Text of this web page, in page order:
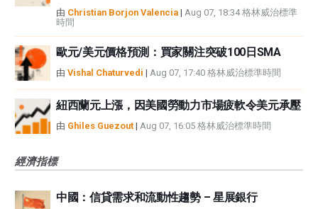
由 Christian Borjon Valencia | Aug 07, 18:34 格林威治標準
時間
歐元/美元價格預測：買家關注突破100日SMA
由 Vishal Chaturvedi | Aug 07, 17:40 格林威治標準時間
紐西蘭元上漲，因美國勞動力市場疲軟令美元承壓
由 Ghiles Guezout | Aug 07, 16:05 格林威治標準時間
經濟指標
中國：信貸需求和流動性趨勢 – 星展銀行